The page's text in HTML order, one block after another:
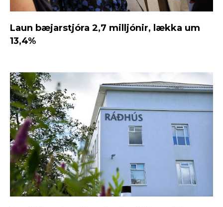
Laun bæjarstjóra 2,7 milljónir, lækka um
13,4%